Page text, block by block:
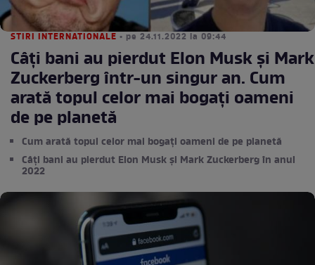
STIRI INTERNATIONALE • pe 24.11.2022 la 09:44
Câți bani au pierdut Elon Musk și Mark
Zuckerberg într-un singur an. Cum
arată topul celor mai bogați oameni
de pe planetă
Cum arată topul celor mai bogați oameni de pe planetă
Câți bani au pierdut Elon Musk și Mark Zuckerberg în anul
2022